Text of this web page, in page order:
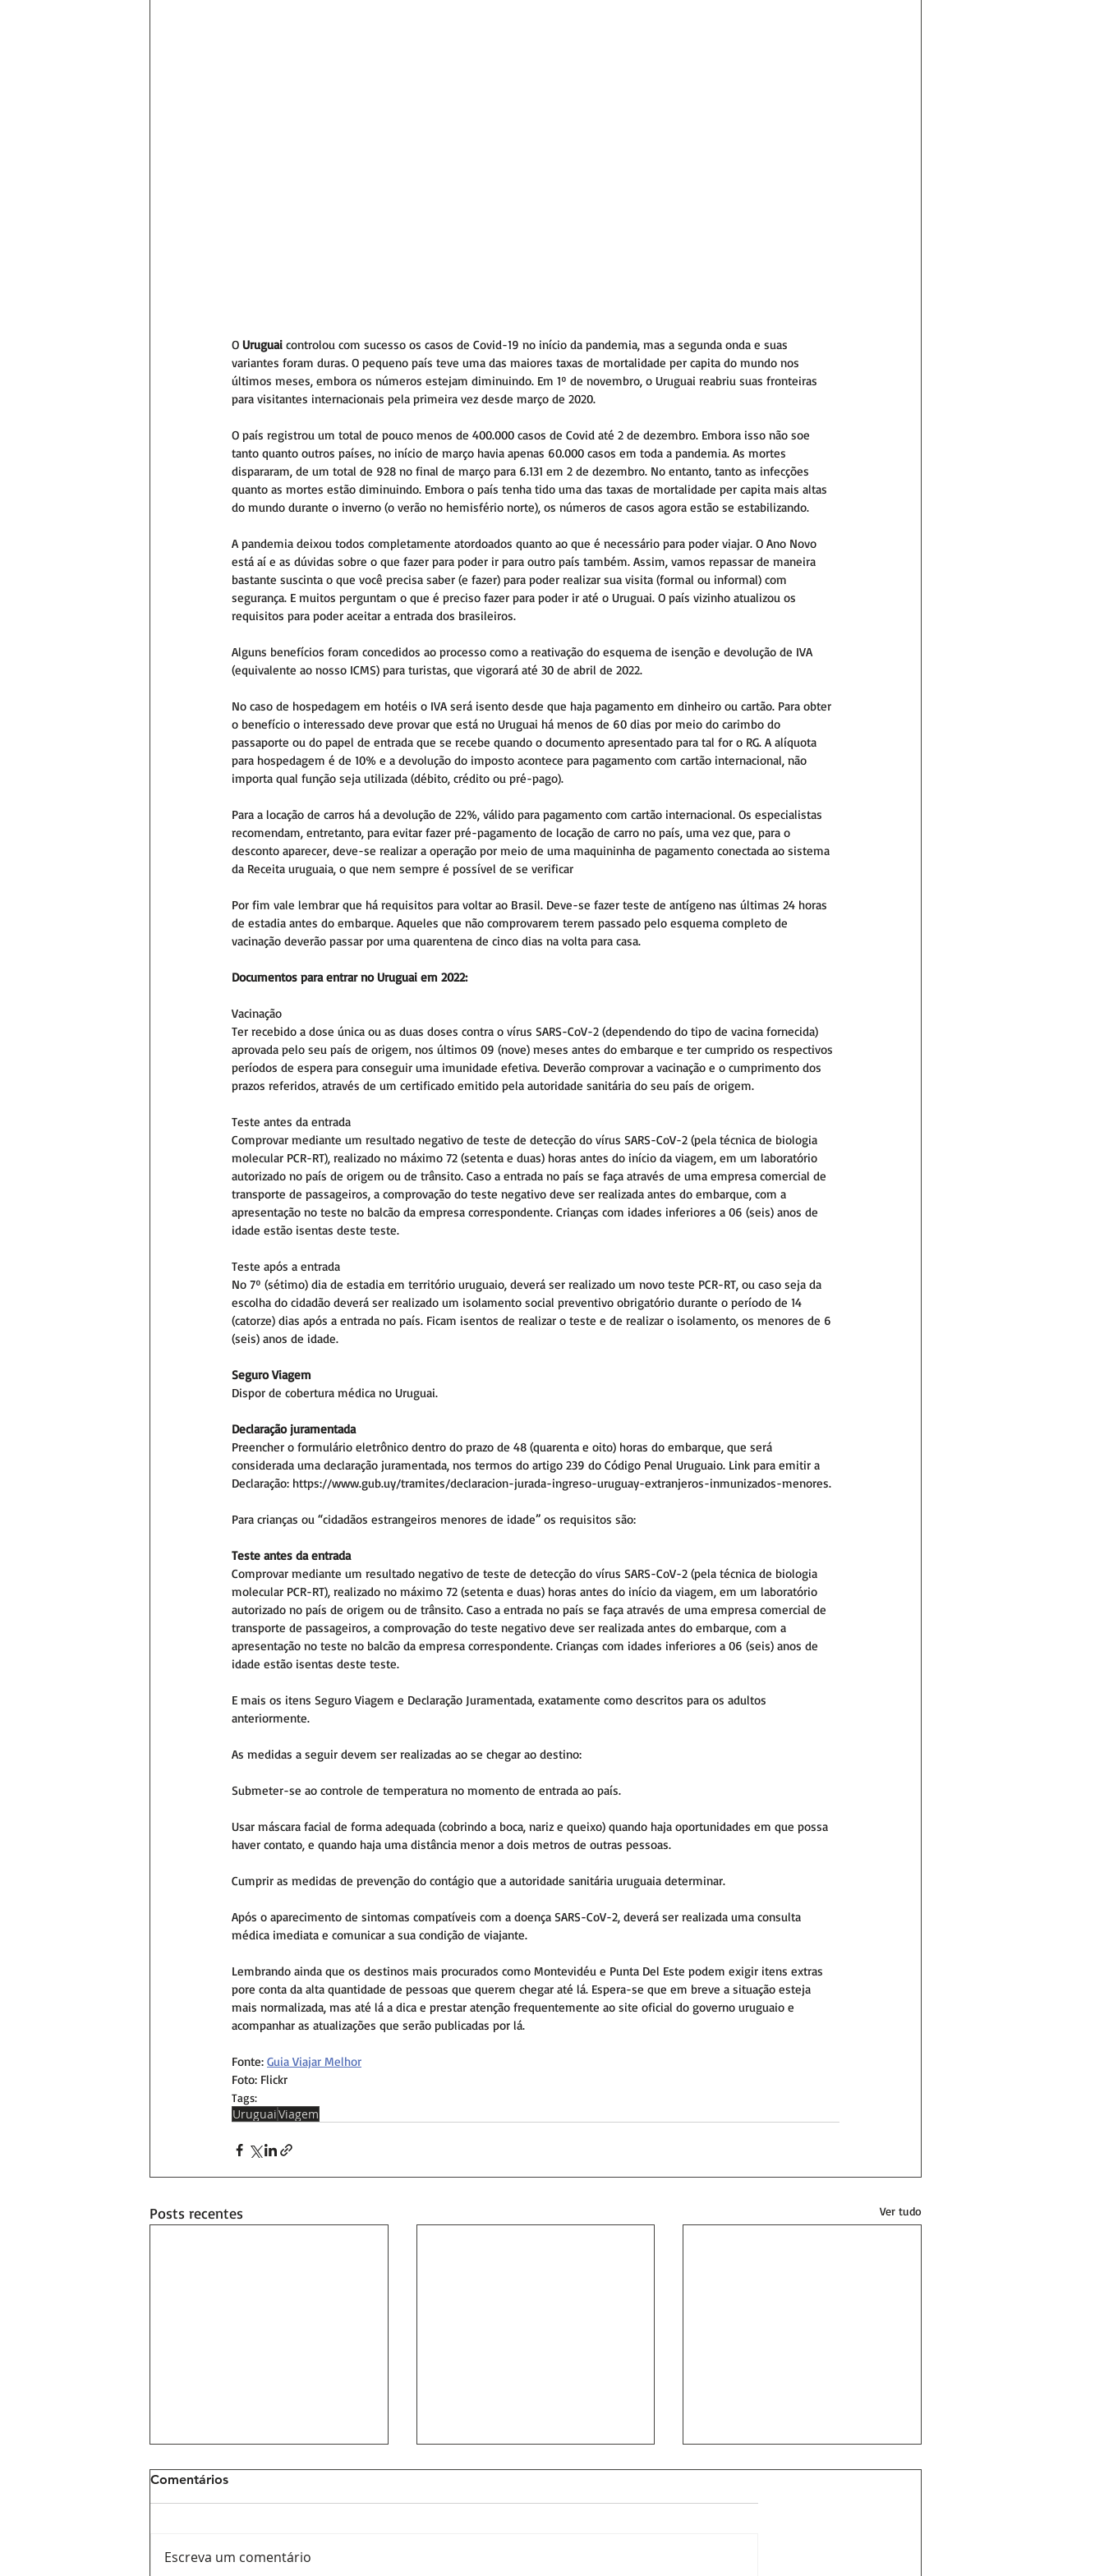
O Uruguai controlou com sucesso os casos de Covid-19 no início da pandemia, mas a segunda onda e suas
variantes foram duras. O pequeno país teve uma das maiores taxas de mortalidade per capita do mundo nos
últimos meses, embora os números estejam diminuindo. Em 1º de novembro, o Uruguai reabriu suas fronteiras
para visitantes internacionais pela primeira vez desde março de 2020.
O país registrou um total de pouco menos de 400.000 casos de Covid até 2 de dezembro. Embora isso não soe
tanto quanto outros países, no início de março havia apenas 60.000 casos em toda a pandemia. As mortes
dispararam, de um total de 928 no final de março para 6.131 em 2 de dezembro. No entanto, tanto as infecções
quanto as mortes estão diminuindo. Embora o país tenha tido uma das taxas de mortalidade per capita mais altas
do mundo durante o inverno (o verão no hemisfério norte), os números de casos agora estão se estabilizando.
A pandemia deixou todos completamente atordoados quanto ao que é necessário para poder viajar. O Ano Novo
está aí e as dúvidas sobre o que fazer para poder ir para outro país também. Assim, vamos repassar de maneira
bastante suscinta o que você precisa saber (e fazer) para poder realizar sua visita (formal ou informal) com
segurança. E muitos perguntam o que é preciso fazer para poder ir até o Uruguai. O país vizinho atualizou os
requisitos para poder aceitar a entrada dos brasileiros.
Alguns benefícios foram concedidos ao processo como a reativação do esquema de isenção e devolução de IVA
(equivalente ao nosso ICMS) para turistas, que vigorará até 30 de abril de 2022.
No caso de hospedagem em hotéis o IVA será isento desde que haja pagamento em dinheiro ou cartão. Para obter
o benefício o interessado deve provar que está no Uruguai há menos de 60 dias por meio do carimbo do
passaporte ou do papel de entrada que se recebe quando o documento apresentado para tal for o RG. A alíquota
para hospedagem é de 10% e a devolução do imposto acontece para pagamento com cartão internacional, não
importa qual função seja utilizada (débito, crédito ou pré-pago).
Para a locação de carros há a devolução de 22%, válido para pagamento com cartão internacional. Os especialistas
recomendam, entretanto, para evitar fazer pré-pagamento de locação de carro no país, uma vez que, para o
desconto aparecer, deve-se realizar a operação por meio de uma maquininha de pagamento conectada ao sistema
da Receita uruguaia, o que nem sempre é possível de se verificar
Por fim vale lembrar que há requisitos para voltar ao Brasil. Deve-se fazer teste de antígeno nas últimas 24 horas
de estadia antes do embarque. Aqueles que não comprovarem terem passado pelo esquema completo de
vacinação deverão passar por uma quarentena de cinco dias na volta para casa.
Documentos para entrar no Uruguai em 2022:
Vacinação
Ter recebido a dose única ou as duas doses contra o vírus SARS-CoV-2 (dependendo do tipo de vacina fornecida)
aprovada pelo seu país de origem, nos últimos 09 (nove) meses antes do embarque e ter cumprido os respectivos
períodos de espera para conseguir uma imunidade efetiva. Deverão comprovar a vacinação e o cumprimento dos
prazos referidos, através de um certificado emitido pela autoridade sanitária do seu país de origem.
Teste antes da entrada
Comprovar mediante um resultado negativo de teste de detecção do vírus SARS-CoV-2 (pela técnica de biologia
molecular PCR-RT), realizado no máximo 72 (setenta e duas) horas antes do início da viagem, em um laboratório
autorizado no país de origem ou de trânsito. Caso a entrada no país se faça através de uma empresa comercial de
transporte de passageiros, a comprovação do teste negativo deve ser realizada antes do embarque, com a
apresentação no teste no balcão da empresa correspondente. Crianças com idades inferiores a 06 (seis) anos de
idade estão isentas deste teste.
Teste após a entrada
No 7º (sétimo) dia de estadia em território uruguaio, deverá ser realizado um novo teste PCR-RT, ou caso seja da
escolha do cidadão deverá ser realizado um isolamento social preventivo obrigatório durante o período de 14
(catorze) dias após a entrada no país. Ficam isentos de realizar o teste e de realizar o isolamento, os menores de 6
(seis) anos de idade.
Seguro Viagem
Dispor de cobertura médica no Uruguai.
Declaração juramentada
Preencher o formulário eletrônico dentro do prazo de 48 (quarenta e oito) horas do embarque, que será
considerada uma declaração juramentada, nos termos do artigo 239 do Código Penal Uruguaio. Link para emitir a
Declaração: https://www.gub.uy/tramites/declaracion-jurada-ingreso-uruguay-extranjeros-inmunizados-menores.
Para crianças ou “cidadãos estrangeiros menores de idade” os requisitos são:
Teste antes da entrada
Comprovar mediante um resultado negativo de teste de detecção do vírus SARS-CoV-2 (pela técnica de biologia
molecular PCR-RT), realizado no máximo 72 (setenta e duas) horas antes do início da viagem, em um laboratório
autorizado no país de origem ou de trânsito. Caso a entrada no país se faça através de uma empresa comercial de
transporte de passageiros, a comprovação do teste negativo deve ser realizada antes do embarque, com a
apresentação no teste no balcão da empresa correspondente. Crianças com idades inferiores a 06 (seis) anos de
idade estão isentas deste teste.
E mais os itens Seguro Viagem e Declaração Juramentada, exatamente como descritos para os adultos
anteriormente.
As medidas a seguir devem ser realizadas ao se chegar ao destino:
Submeter-se ao controle de temperatura no momento de entrada ao país.
Usar máscara facial de forma adequada (cobrindo a boca, nariz e queixo) quando haja oportunidades em que possa
haver contato, e quando haja uma distância menor a dois metros de outras pessoas.
Cumprir as medidas de prevenção do contágio que a autoridade sanitária uruguaia determinar.
Após o aparecimento de sintomas compatíveis com a doença SARS-CoV-2, deverá ser realizada uma consulta
médica imediata e comunicar a sua condição de viajante.
Lembrando ainda que os destinos mais procurados como Montevidéu e Punta Del Este podem exigir itens extras
pore conta da alta quantidade de pessoas que querem chegar até lá. Espera-se que em breve a situação esteja
mais normalizada, mas até lá a dica e prestar atenção frequentemente ao site oficial do governo uruguaio e
acompanhar as atualizações que serão publicadas por lá.
Fonte: Guia Viajar Melhor
Foto: Flickr
Tags:
UruguaiViagem
Posts recentes Ver tudo
Comentários
Escreva um comentário